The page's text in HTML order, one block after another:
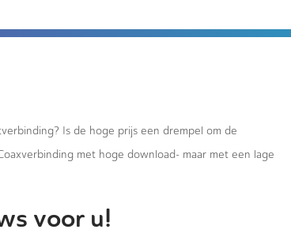
Is de hoge prijs een drempel om de
met hoge download- maar met een lage
voor u!